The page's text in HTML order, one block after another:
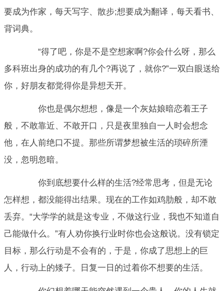
要成为作家，每天写字、散步;想要成为翻译，每天看书、
背词典。
“得了吧，你是不是空想家啊?你会什么呀，那么
多科班出身的成功的有几个?再说了，就你?”一双白眼送给
你，好朋友都觉得你是异想天开。
你也是偶尔想想，像是一个灰姑娘暗恋着王子
般，不敢靠近、不敢开口，只是夜里独自一人时会想念
他，在人前绝口不提。那些所谓梦想被生活的琐碎所湮
没，忽明忽暗。
你到底想要什么样的生活?经常思考，但是无论
怎样想，都没能得出结果。现在的工作如鸡肋般，却不敢
丢弃。“大学学的就是这专业，不做这行业，我也不知道自
己能做什么。”有人劝你换行业时你也会这般说。没有锁定
目标，那么行动是不会有的，于是，你成了思想上的巨
人，行动上的矮子。日复一日的过着你不想要的生活。